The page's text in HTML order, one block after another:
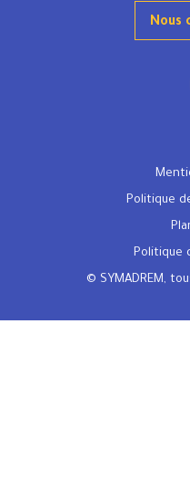
Nous
Politique
Politique
© SYMADREM,